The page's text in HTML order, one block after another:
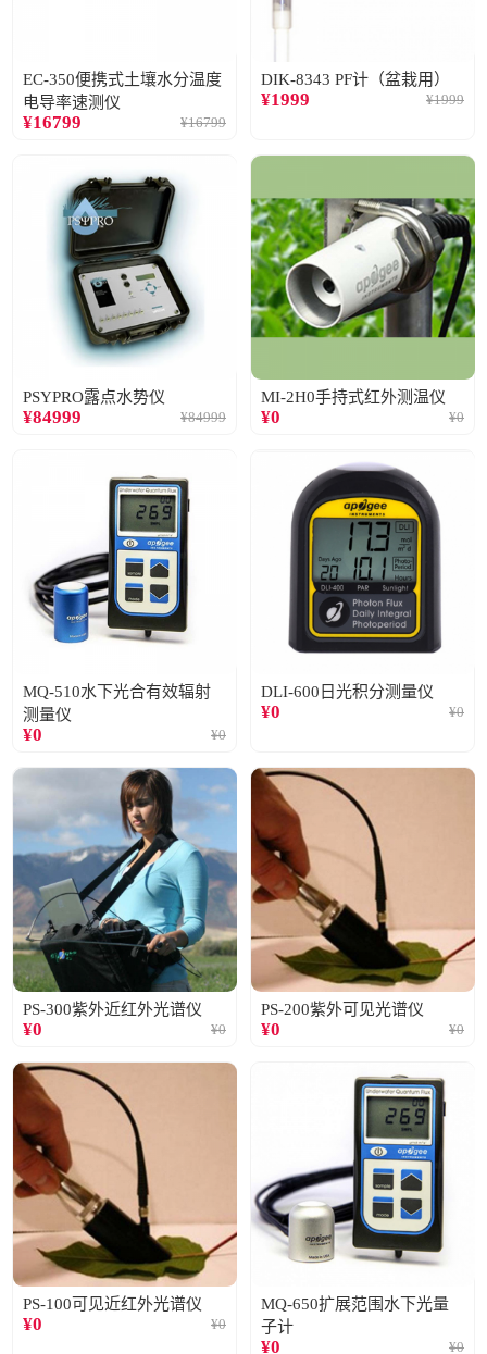
EC-350便携式土壤水分温度
电导率速测仪
¥16799 ¥16799
DIK-8343 PF计（盆栽用）
¥1999 ¥1999
PSYPRO露点水势仪
¥84999 ¥84999
MI-2H0手持式红外测温仪
¥0 ¥0
MQ-510水下光合有效辐射
测量仪
¥0 ¥0
DLI-600日光积分测量仪
¥0 ¥0
PS-300紫外近红外光谱仪
¥0 ¥0
PS-200紫外可见光谱仪
¥0 ¥0
PS-100可见近红外光谱仪
¥0 ¥0
MQ-650扩展范围水下光量
子计
¥0 ¥0